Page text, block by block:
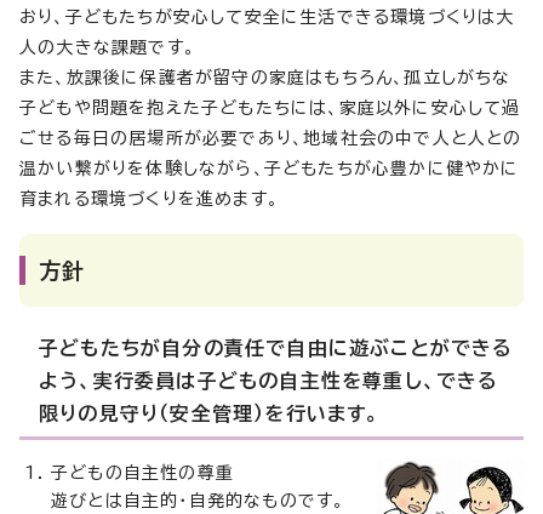
おり、子どもたちが安心して安全に生活できる環境づくりは大
人の大きな課題です。
また、放課後に保護者が留守の家庭はもちろん、孤立しがちな
子どもや問題を抱えた子どもたちには、家庭以外に安心して過
ごせる毎日の居場所が必要であり、地域社会の中で人と人との
温かい繋がりを体験しながら、子どもたちが心豊かに健やかに
育まれる環境づくりを進めます。
方針
子どもたちが自分の責任で自由に遊ぶことができる
よう、実行委員は子どもの自主性を尊重し、できる
限りの見守り（安全管理）を行います。
子どもの自主性の尊重
遊びとは自主的・自発的なものです。